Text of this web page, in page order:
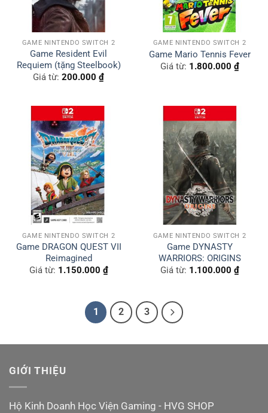
GAME NINTENDO SWITCH 2
Game Resident Evil
Requiem (tặng Steelbook)
Giá từ: 200.000 ₫
GAME NINTENDO SWITCH 2
Game Mario Tennis Fever
Giá từ: 1.800.000 ₫
GAME NINTENDO SWITCH 2
Game DRAGON QUEST VII
Reimagined
Giá từ: 1.150.000 ₫
GAME NINTENDO SWITCH 2
Game DYNASTY
WARRIORS: ORIGINS
Giá từ: 1.100.000 ₫
1 2 3
GIỚI THIỆU
Hộ Kinh Doanh Học Viện Gaming - HVG SHOP